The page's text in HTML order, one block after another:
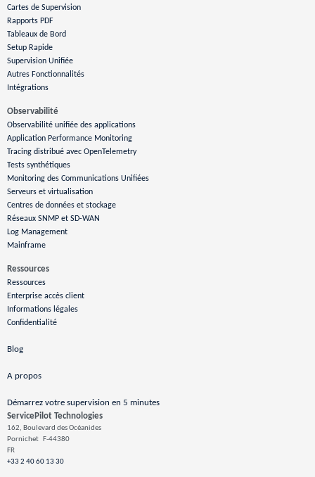
ServicePilot Technologies
162, Boulevard des Océanides
Pornichet
F-44380
FR
+33 2 40 60 13 30
Cartes de Supervision
Rapports PDF
Tableaux de Bord
Setup Rapide
Supervision Unifiée
Autres Fonctionnalités
Intégrations
Observabilité
Observabilité unifiée des applications
Application Performance Monitoring
Tracing distribué avec OpenTelemetry
Tests synthétiques
Monitoring des Communications Unifiées
Serveurs et virtualisation
Centres de données et stockage
Réseaux SNMP et SD-WAN
Log Management
Mainframe
Ressources
Ressources
Enterprise accès client
Informations légales
Confidentialité
Blog
A propos
Démarrez votre supervision en 5 minutes